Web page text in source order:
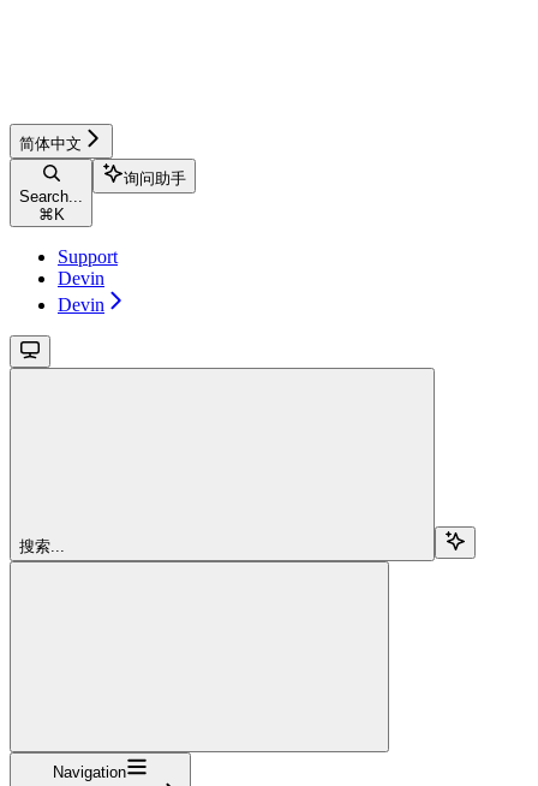
简体中文
Search...
⌘ K
询问助手
Support
Devin
Devin
搜索...
Navigation